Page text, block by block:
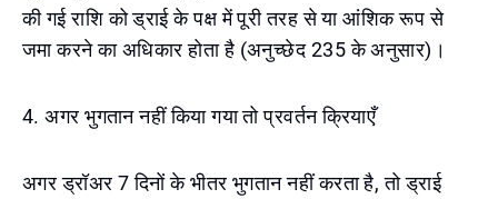
की गई राशि को ड्राई के पक्ष में पूरी तरह से या आंशिक रूप से
जमा करने का अधिकार होता है (अनुच्छेद 235 के अनुसार)।
4. अगर भुगतान नहीं किया गया तो प्रवर्तन क्रियाएँ
अगर ड्रॉअर 7 दिनों के भीतर भुगतान नहीं करता है, तो ड्राई